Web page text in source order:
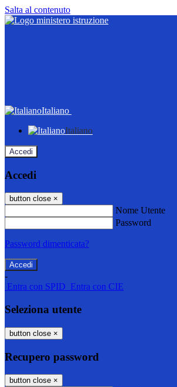
Salta al contenuto
Italiano
Italiano
Accedi
Accedi
button close ×
Nome Utente
Password
Password dimenticata?
-
Entra con SPID Entra con CIE
Seleziona utente
button close ×
Recupero password
button close ×